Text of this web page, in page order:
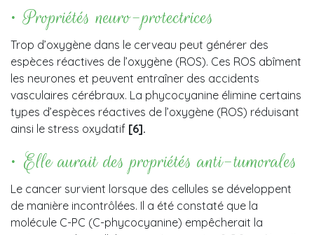
• Propriétés neuro-protectrices
Trop d’oxygène dans le cerveau peut générer des
espèces réactives de l’oxygène (ROS). Ces ROS abîment
les neurones et peuvent entraîner des accidents
vasculaires cérébraux. La phycocyanine élimine certains
types d’espèces réactives de l’oxygène (ROS) réduisant
ainsi le stress oxydatif [6].
• Elle aurait des propriétés anti-tumorales
Le cancer survient lorsque des cellules se développent
de manière incontrôlées. Il a été constaté que la
molécule C-PC (C-phycocyanine) empêcherait la